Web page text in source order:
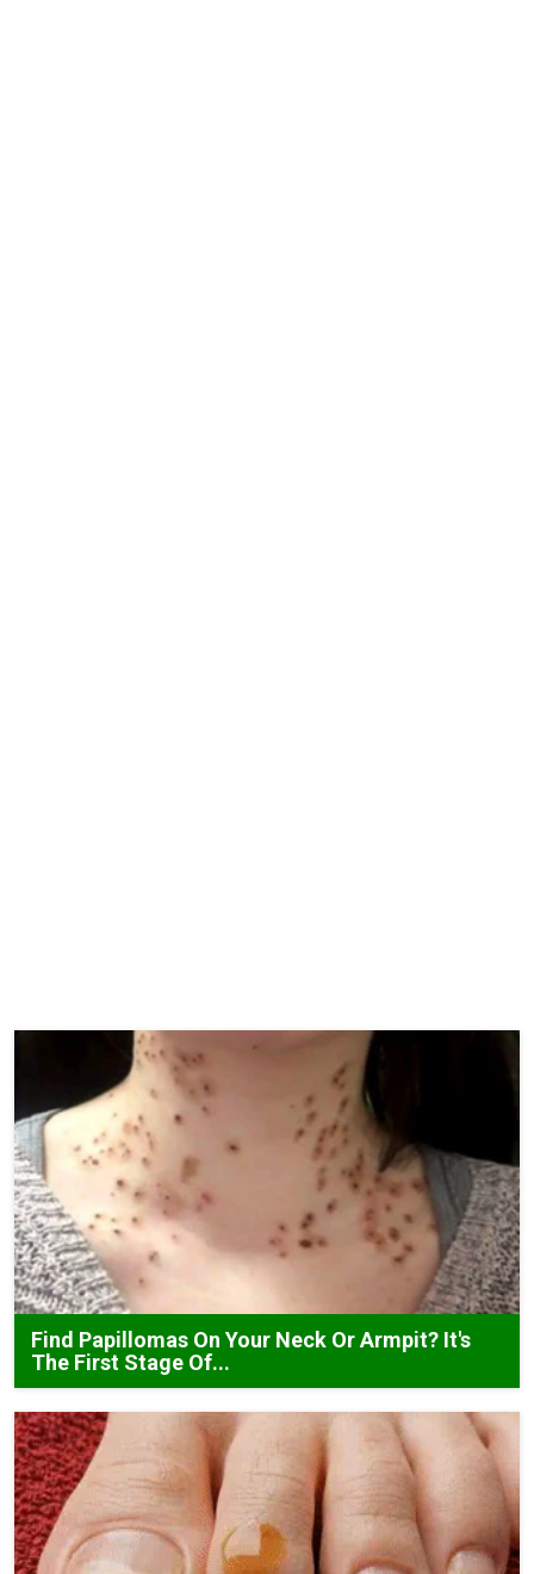
Find Papillomas On Your Neck Or Armpit? It's
The First Stage Of...